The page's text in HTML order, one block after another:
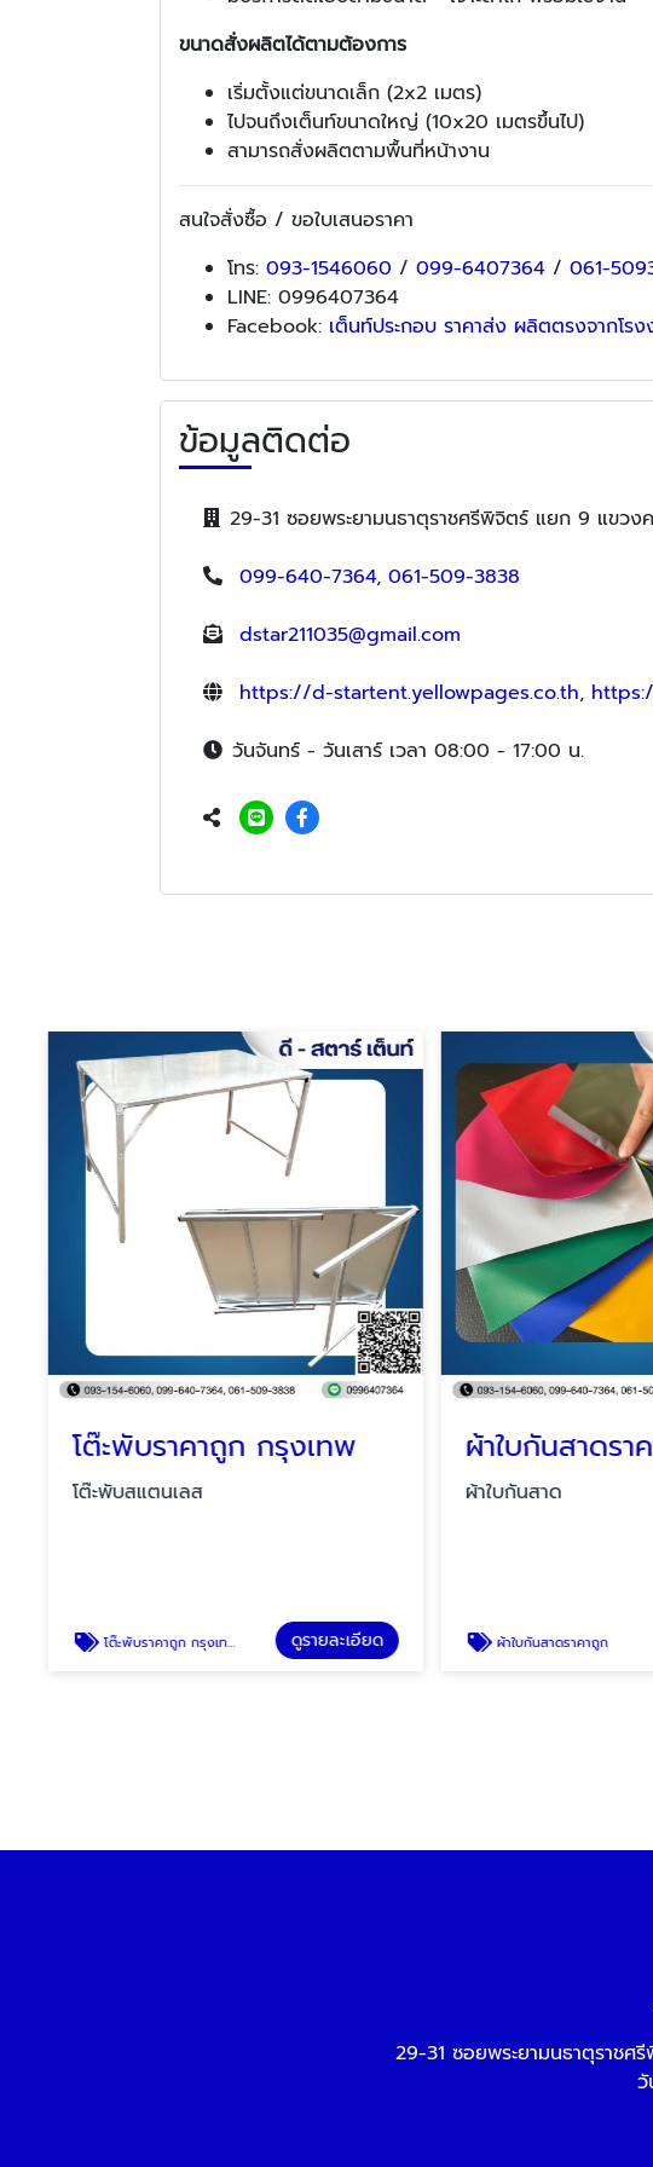
ขนาดสั่งผลิตได้ตามต้องการ
เริ่มตั้งแต่ขนาดเล็ก (2x2 เมตร)
ไปจนถึงเต็นท์ขนาดใหญ่ (10x20 เมตรขึ้นไป)
สามารถสั่งผลิตตามพื้นที่หน้างาน
สนใจสั่งซื้อ / ขอใบเสนอราคา
โทร: 093-1546060 / 099-6407364 / 061-
LINE: 0996407364
Facebook: เต็นท์ประกอบ ราคาส่ง ผลิตตรงจากโร
ข้อมูลติดต่อ
29-31 ซอยพระยามนธาตุราชศรีพิจิตร์ แยก 9 แขว
099-640-7364, 061-509-3838
dstar211035@gmail.com
https://d-startent.yellowpages.co.th,
วันจันทร์ - วันเสาร์ เวลา 08:00 - 17:00 น.
โต๊ะพับราคาถูก กรุงเทพ
โต๊ะพับสแตนเลส
โต๊ะพับราคาถูก กรุงเทพ ดูรายละเอียด
ผ้าใบกันสาดรา
ผ้าใบกันสาด
ผ้าใบกันสาดราคาถูก
29-31 ซอยพระยามนธาตุราช